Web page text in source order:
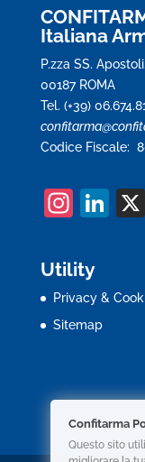
Italiana
P.zza SS.
00187 ROMA
Tel. (+39)
Codice Fiscale:
In
a
gr
a
Li
e
Utility
Privacy &
Sitemap
Confitarma
Questo sito